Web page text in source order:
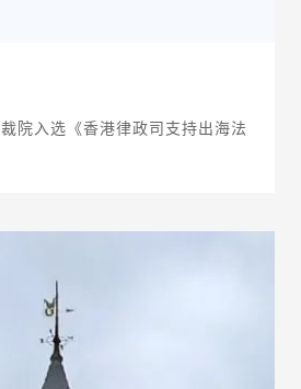
院入选《香港律政司支持出海法